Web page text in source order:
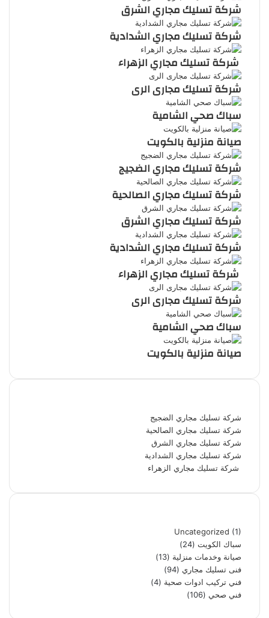
شركة تسليك مجاري الشرق
شركة تسليك مجاري الشدادية
شركة تسليك مجاري الزهراء
شركة تسليك مجارى الرى
سباك صحي الشامية
صيانة منزلية بالكويت
شركة تسليك مجاري الضجيج
شركة تسليك مجاري الصالحية
شركة تسليك مجاري الشرق
شركة تسليك مجاري الشدادية
شركة تسليك مجاري الزهراء
شركة تسليك مجارى الرى
سباك صحي الشامية
صيانة منزلية بالكويت
شركة تسليك مجاري الضجيج
شركة تسليك مجاري الصالحية
شركة تسليك مجاري الشرق
شركة تسليك مجاري الشدادية
شركة تسليك مجاري الزهراء
Uncategorized (1)
سباك الكويت (24)
صيانة وخدمات منزلية (13)
فنى تسليك مجاري (94)
فني تركيب ادوات صحية (4)
فني صحي (106)